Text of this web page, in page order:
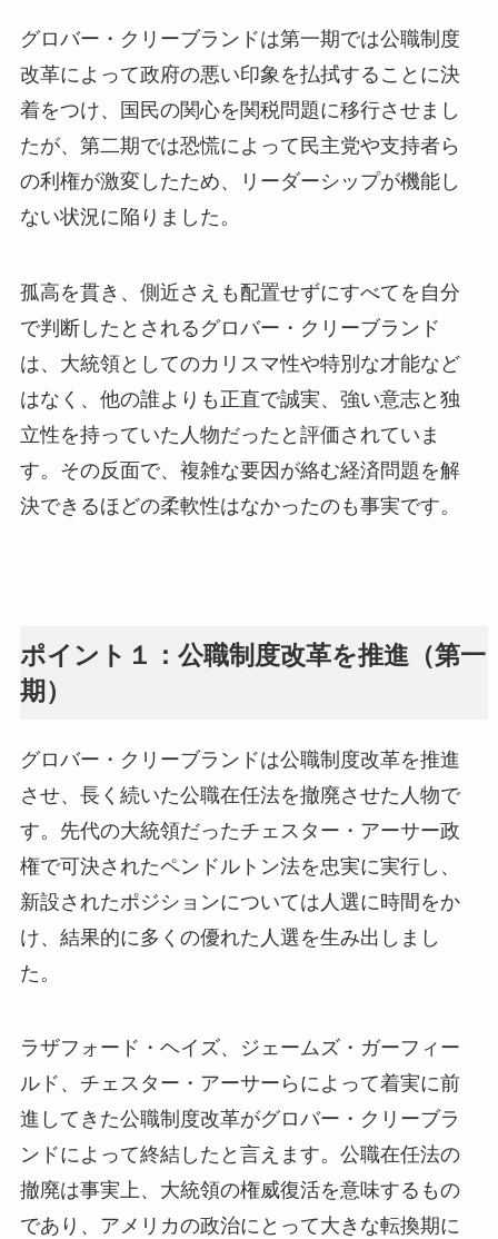
グロバー・クリーブランドは第一期では公職制度
改革によって政府の悪い印象を払拭することに決
着をつけ、国民の関心を関税問題に移行させまし
たが、第二期では恐慌によって民主党や支持者ら
の利権が激変したため、リーダーシップが機能し
ない状況に陥りました。
孤高を貫き、側近さえも配置せずにすべてを自分
で判断したとされるグロバー・クリーブランド
は、大統領としてのカリスマ性や特別な才能など
はなく、他の誰よりも正直で誠実、強い意志と独
立性を持っていた人物だったと評価されていま
す。その反面で、複雑な要因が絡む経済問題を解
決できるほどの柔軟性はなかったのも事実です。
ポイント１：公職制度改革を推進（第一
期）
グロバー・クリーブランドは公職制度改革を推進
させ、長く続いた公職在任法を撤廃させた人物で
す。先代の大統領だったチェスター・アーサー政
権で可決されたペンドルトン法を忠実に実行し、
新設されたポジションについては人選に時間をか
け、結果的に多くの優れた人選を生み出しまし
た。
ラザフォード・ヘイズ、ジェームズ・ガーフィー
ルド、チェスター・アーサーらによって着実に前
進してきた公職制度改革がグロバー・クリーブラ
ンドによって終結したと言えます。公職在任法の
撤廃は事実上、大統領の権威復活を意味するもの
であり、アメリカの政治にとって大きな転換期に